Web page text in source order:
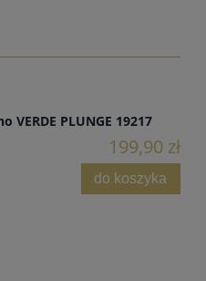
PLUNGE 19217
199,90 zł
do koszyka